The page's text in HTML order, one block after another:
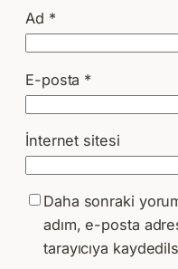
Ad *
E-posta *
İnternet sitesi
Daha sonraki
adım, e-posta
tarayıcıya